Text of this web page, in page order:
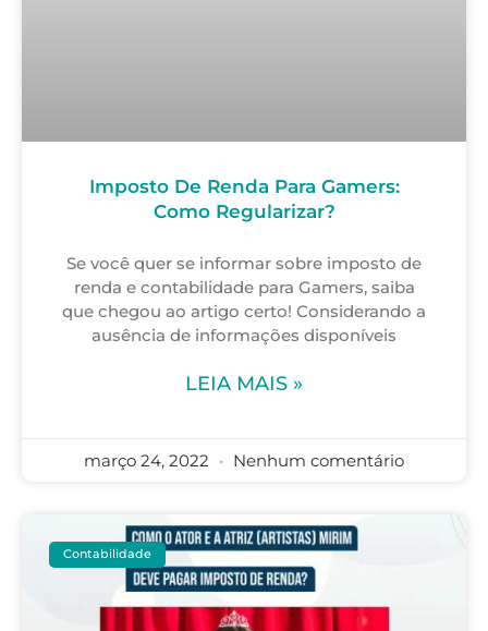
Imposto De Renda Para Gamers:
Como Regularizar?
Se você quer se informar sobre imposto de
renda e contabilidade para Gamers, saiba
que chegou ao artigo certo! Considerando a
ausência de informações disponíveis
LEIA MAIS »
março 24, 2022 Nenhum comentário
Contabilidade